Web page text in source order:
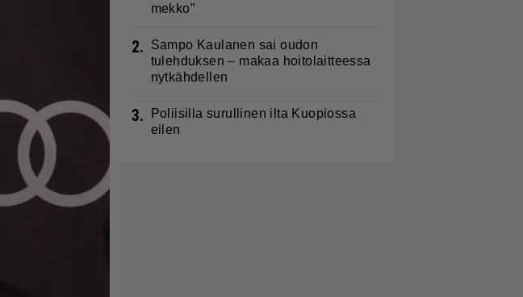
mekko”
2.
Sampo Kaulanen sai oudon
tulehduksen – makaa hoitolaitteessa
nytkähdellen
3.
Poliisilla surullinen ilta Kuopiossa
eilen